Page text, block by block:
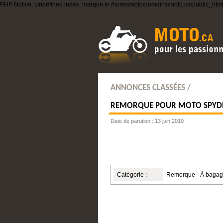
PHP Notice: Undefined index: marque in /home/moto/domains/moto.ca/
ANNONCES CLASSÉES /
REMORQUE POUR MOTO
Date de parution : 13 juin 2019
Catégorie : Remorque - À